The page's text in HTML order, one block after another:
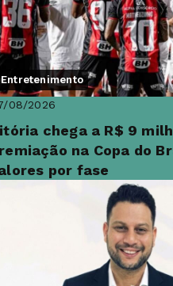
Entretenimento
08/2026
chega a R$ 9
na Copa do
por fase